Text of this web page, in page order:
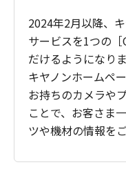
2024年2月以降、
サービスを1つの
だけるようになりま
キヤノンホームペ
お持ちのカメラや
ことで、お客さま
ツや機材の情報を